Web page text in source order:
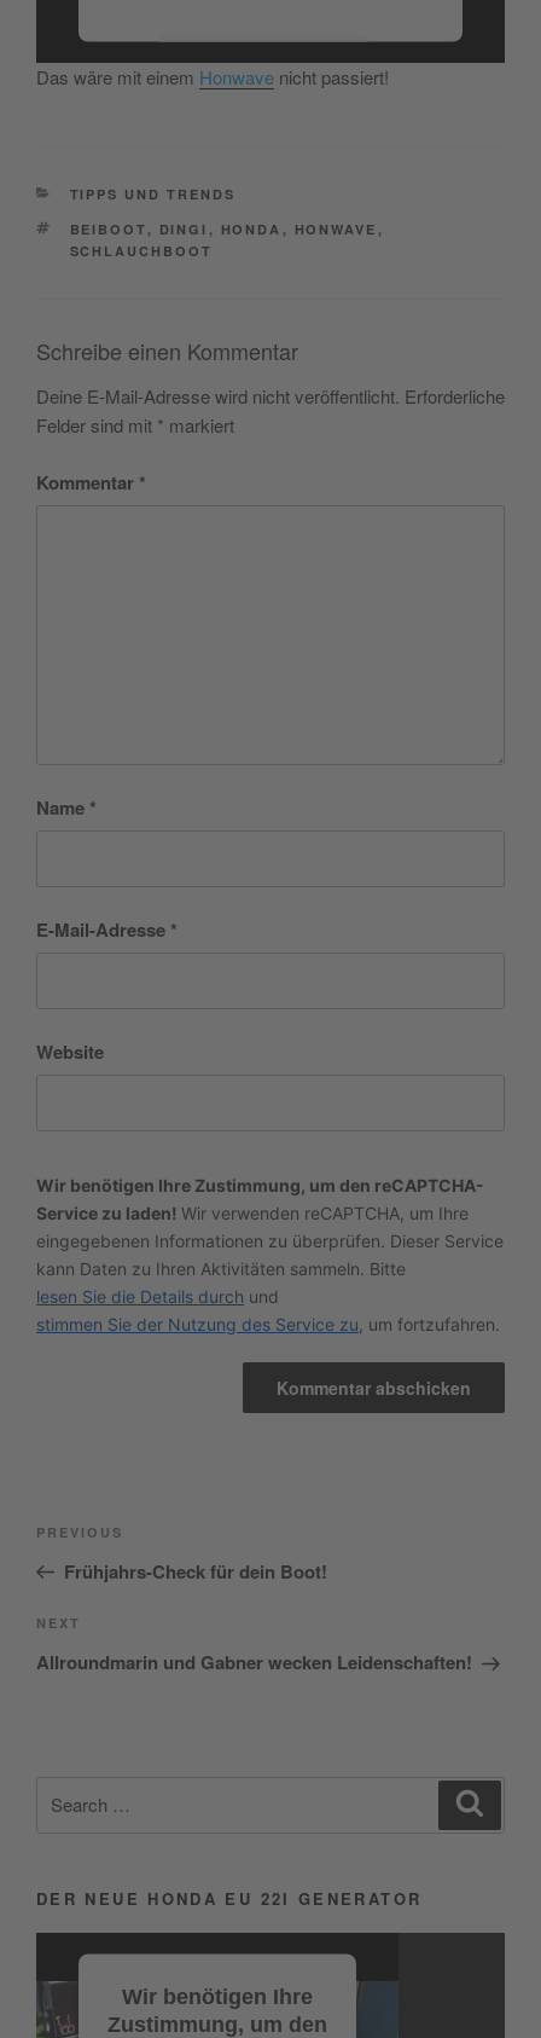
Mehr Informationen
Management Platform
Das wäre mit einem Honwave nicht passiert!
CATEGORIES
TIPPS UND TRENDS
TAGS
BEIBOOT , DINGI , HONDA , HONWAVE ,
SCHLAUCHBOOT
Schreibe einen Kommentar
Deine E-Mail-Adresse wird nicht veröffentlicht. Erforderliche
Felder sind mit * markiert
Kommentar *
Name *
E-Mail-Adresse *
Website
Wir benötigen Ihre Zustimmung, um den reCAPTCHA-
Service zu laden! Wir verwenden reCAPTCHA, um Ihre
eingegebenen Informationen zu überprüfen. Dieser Service
kann Daten zu Ihren Aktivitäten sammeln. Bitte
lesen Sie die Details durch und
stimmen Sie der Nutzung des Service zu , um fortzufahren.
Previous
Post
PREVIOUS
Frühjahrs-Check für dein Boot!
Next
Post
NEXT
Allroundmarin und Gabner wecken Leidenschaften!
for:
DER NEUE HONDA EU 22I GENERATOR
Player
Wir benötigen Ihre
Zustimmung, um den